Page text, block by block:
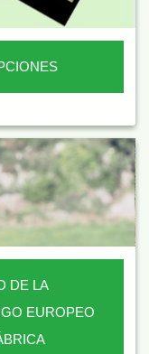
DE LA
EUROPEO